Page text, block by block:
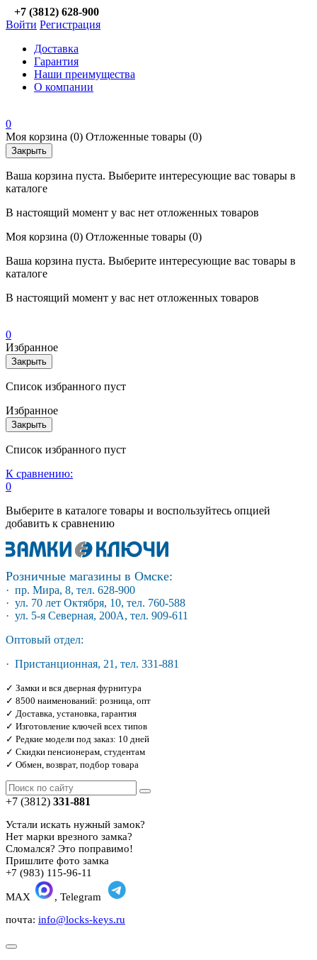
+7 (3812) 628-900
Войти Регистрация
Доставка
Гарантия
Наши преимущества
О компании
0
Моя корзина (0) Отложенные товары (0)
Закрыть
Ваша корзина пуста. Выберите интересующие вас товары в
каталоге
В настоящий момент у вас нет отложенных товаров
Моя корзина (0) Отложенные товары (0)
Ваша корзина пуста. Выберите интересующие вас товары в
каталоге
В настоящий момент у вас нет отложенных товаров
0
Избранное
Закрыть
Список избранного пуст
Избранное
Закрыть
Список избранного пуст
К сравнению:
0
Выберите в каталоге товары и воспользуйтесь опцией
добавить к сравнению
Розничные магазины в Омске:
· пр. Мира, 8, тел. 628-900
· ул. 70 лет Октября, 10, тел. 760-588
· ул. 5-я Северная, 200А, тел. 909-611
Оптовый отдел:
· Пристанционная, 21, тел. 331-881
✓ Замки и вся дверная фурнитура
✓ 8500 наименований: розница, опт
✓ Доставка, установка, гарантия
✓ Изготовление ключей всех типов
✓ Редкие модели под заказ: 10 дней
✓ Скидки пенсионерам, студентам
✓ Обмен, возврат, подбор товара
+7 (3812) 331-881
Устали искать нужный замок?
Нет марки врезного замка?
Сломался? Это поправимо!
Пришлите фото замка
+7 (983) 115-96-11
MAX
, Telegram
почта: info@locks-keys.ru